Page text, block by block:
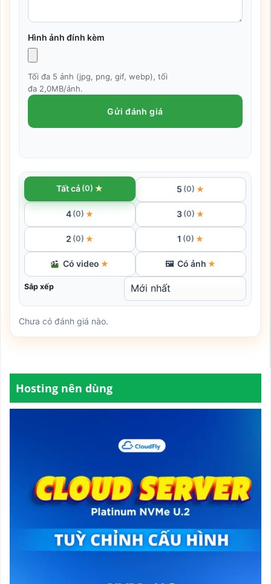
Hình ảnh đính kèm
Tối đa 5 ảnh (jpg, png, gif, webp), tối
đa 2,0MB/ảnh.
Gửi đánh giá
Tất cả (0) ★ 5 (0) ★
4 (0) ★ 3 (0) ★
2 (0) ★ 1 (0) ★
Có video ★ 🖼 Có ảnh ★
Sắp xếp
Chưa có đánh giá nào.
Hosting nên dùng